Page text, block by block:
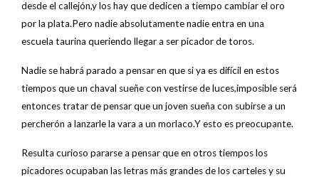
desde el callejón,y los hay que dedicen a tiempo cambiar el oro
por la plata.Pero nadie absolutamente nadie entra en una
escuela taurina queriendo llegar a ser picador de toros.
Nadie se habrá parado a pensar en que si ya es difícil en estos
tiempos que un chaval sueñe con vestirse de luces,imposible será
entonces tratar de pensar que un joven sueña con subirse a un
percherón a lanzarle la vara a un morlaco.Y esto es preocupante.
Resulta curioso pararse a pensar que en otros tiempos los
picadores ocupaban las letras más grandes de los carteles y su